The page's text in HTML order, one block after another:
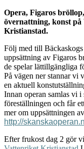
Opera, Figaros
övernattning, konst
Kristianstad.
Följ med till
uppsättning av Figaros
de spelar lättillgängliga
På vägen ner stannar vi
en aktuell
Innan operan samlas vi
föreställningen och får
mer om uppsättningen
http://
Efter frukost dag 2 gör